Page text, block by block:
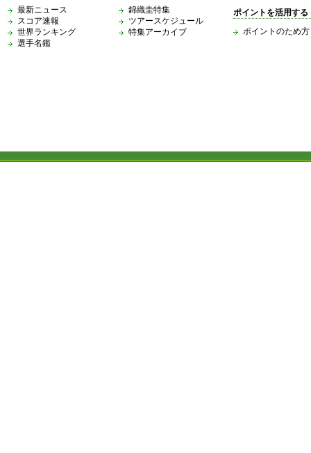
最新ニュース
スコア速報
世界ランキング
選手名鑑
錦織圭特集
ツアースケジュール
特集アーカイブ
ポイントを活用する
ポイントのため方